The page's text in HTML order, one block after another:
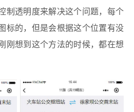
制透明度来解决这个问题，每个
标的，但是会根据这个位置有没
刚想到这个方法的时候，都在想